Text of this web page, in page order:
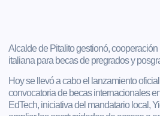
Alcalde de Pitalito gestionó,
italiana para becas de pregrados y
Hoy se llevó a cabo el lanzamiento
convocatoria de becas internacionales
EdTech, iniciativa del mandatario local,